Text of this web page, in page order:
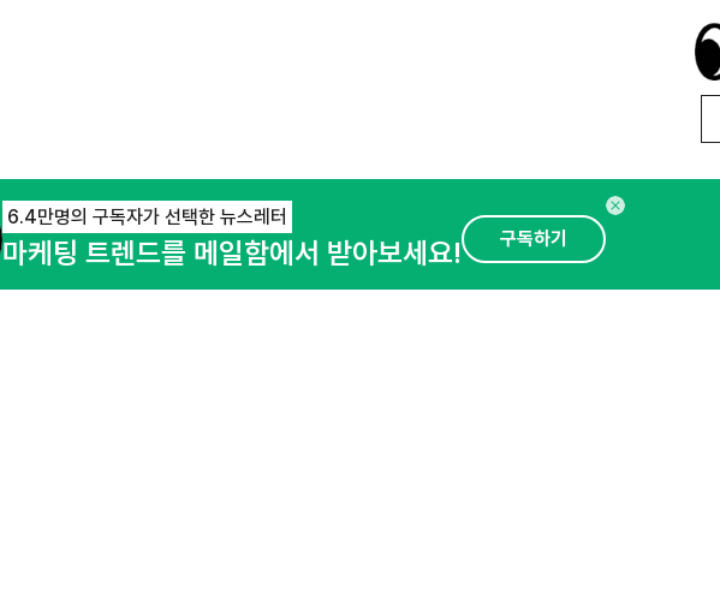
오픈애즈란 공지사항 제휴문의 인사이터 신청
6.4만명의 구독자가 선택한 뉴스레터
마케팅 트렌드를 메일함에서 받아보세요! 구독하기